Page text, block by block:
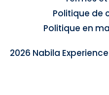
Politique de
Politique en
2026 Nabila Experience